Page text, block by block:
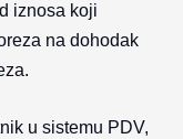
iznosa koji
na dohodak
u sistemu PDV,